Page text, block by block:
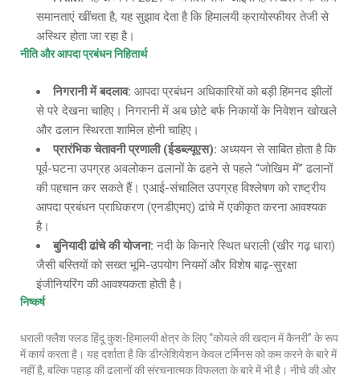
समानताएं खींचता है, यह सुझाव देता है कि हिमालयी क्रायोस्फीयर तेजी से
अस्थिर होता जा रहा है।
नीति और आपदा प्रबंधन निहितार्थ
निगरानी में बदलाव: आपदा प्रबंधन अधिकारियों को बड़ी हिमनद झीलों
से परे देखना चाहिए। निगरानी में अब छोटे बर्फ निकायों के निवेशन खोखले
और ढलान स्थिरता शामिल होनी चाहिए।
प्रारंभिक चेतावनी प्रणाली(ईडब्ल्यूएस): अध्ययन से साबित होता है कि
पूर्व-घटना उपग्रह अवलोकन ढलानों के ढहने से पहले “जोखिम में” ढलानों
की पहचान कर सकते हैं। एआई-संचालित उपग्रह विश्लेषण को राष्ट्रीय
आपदा प्रबंधन प्राधिकरण (एनडीएमए) ढांचे में एकीकृत करना आवश्यक
है।
बुनियादी ढांचे की योजना: नदी के किनारे स्थित धराली (खीर गढ़ धारा)
जैसी बस्तियों को सख्त भूमि-उपयोग नियमों और विशेष बाढ़-सुरक्षा
इंजीनियरिंग की आवश्यकता होती है।
निष्कर्ष
धराली फ्लैश फ्लड हिंदू कुश-हिमालयी क्षेत्र के लिए “कोयले की खदान में कैनरी” के रूप
में कार्य करता है। यह दर्शाता है कि डीग्लेशियेशन केवल टर्मिनस को कम करने के बारे में
नहीं है, बल्कि पहाड़ की ढलानों की संरचनात्मक विफलता के बारे में भी है। नीचे की ओर